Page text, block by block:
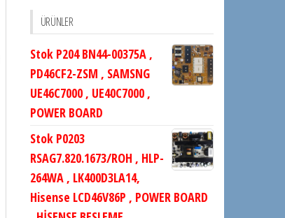
ÜRÜNLER
Stok P204 BN44-00375A ,
PD46CF2-ZSM , SAMSNG
UE46C7000 , UE40C7000 ,
POWER BOARD
Stok P0203
RSAG7.820.1673/ROH , HLP-
264WA , LK400D3LA14,
Hisense LCD46V86P , POWER BOARD